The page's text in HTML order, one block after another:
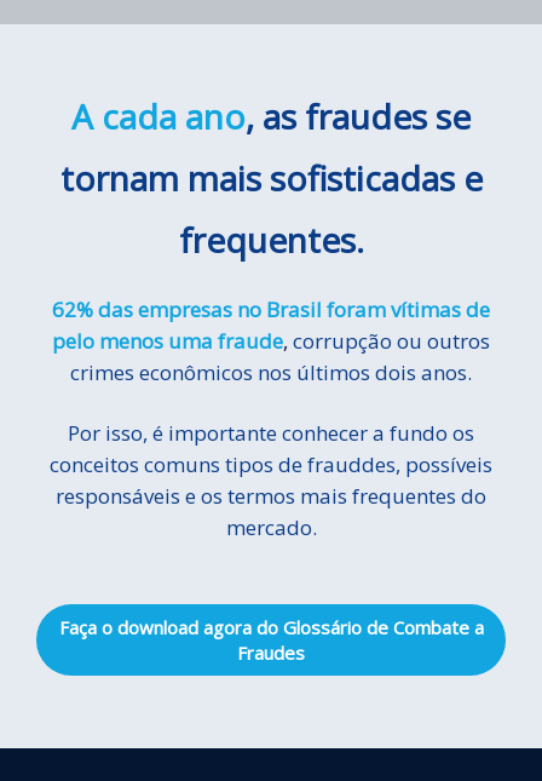
A cada ano, as fraudes se
tornam mais sofisticadas e
frequentes.
62% das empresas no Brasil foram vítimas de
pelo menos uma fraude, corrupção ou outros
crimes econômicos nos últimos dois anos.
Por isso, é importante conhecer a fundo os
conceitos comuns tipos de frauddes, possíveis
responsáveis e os termos mais frequentes do
mercado.
Faça o download agora do Glossário de Combate a
Fraudes